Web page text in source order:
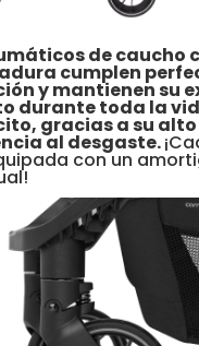
de caucho
cumplen
y mantienen su
durante toda la
gracias a su
al desgaste.
con un